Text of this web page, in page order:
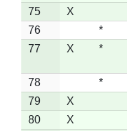
75
X
76
*
77
X *
78 *
79
X
80
X